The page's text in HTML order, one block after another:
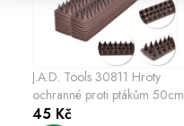
J.A.D. Tools 30811 Hroty
ochranné proti ptákům 50cm
plastové, hnědé
45 Kč